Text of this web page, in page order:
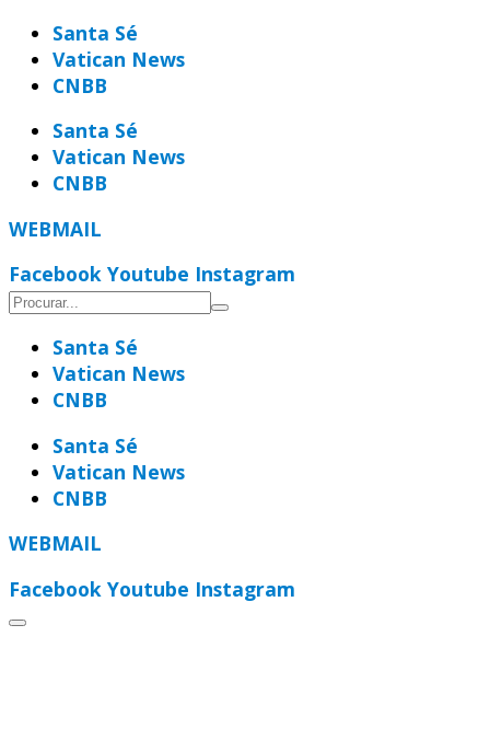
para
Santa Sé
Vatican News
CNBB
Santa Sé
Vatican News
CNBB
WEBMAIL
Facebook Youtube Instagram
Santa Sé
Vatican News
CNBB
Santa Sé
Vatican News
CNBB
WEBMAIL
Facebook Youtube Instagram